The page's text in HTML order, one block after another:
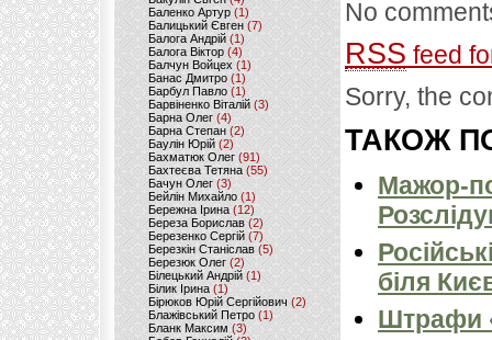
Баленко Артур(1)
Балицький Євген(7)
Балога Андрій (1)
Балога Віктор (4)
Балчун Войцех (1)
Банас Дмитро (1)
Барбул Павло(1)
Барвіненко Віталій(3)
Барна Олег (4)
Барна Степан (2)
Баулін Юрій (2)
Бахматюк Олег (91)
Бахтеєва Тетяна(55)
Бачун Олег (3)
Бейлін Михайло (1)
Бережна Ірина(12)
Береза Борислав(2)
Березенко Сергій (7)
Березкін Станіслав (5)
Березюк Олег(2)
Білецький Андрій (1)
Білик Ірина (1)
Бірюков Юрій Сергійович (2)
Блажівський Петро (1)
Бланк Максим(3)
No
RSS feed
Sorry, the
ТАКОЖ
Мажор-
біля
Штрафи